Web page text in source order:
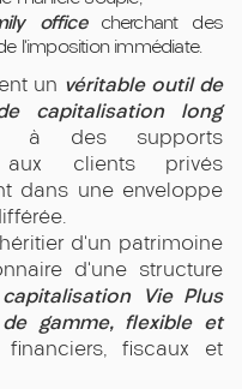
officecherchant des
l’imposition immédiate.
un véritable outil de
capitalisation long
à des supports
aux clients privés
dans une enveloppe
d’un patrimoine
d’une structure
Vie Plus
gamme, flexible et
fiscaux et